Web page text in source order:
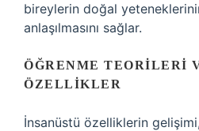
bireylerin doğal
anlaşılmasını sağlar.
ÖĞRENME TEORILERI
ÖZELLIKLER
İnsanüstü özelliklerin